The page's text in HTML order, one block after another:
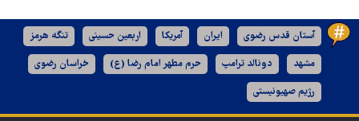
آستان قدس رضوی ایران آمریکا اربعین حسینی تنگه هرمز
مشهد دونالد ترامپ حرم مطهر امام رضا (ع) خراسان رضوی
رژیم صهیونیستی